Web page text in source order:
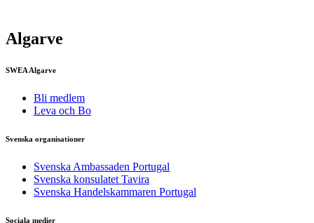
Algarve
SWEA Algarve
Bli medlem
Leva och Bo
Svenska organisationer
Svenska Ambassaden Portugal
Svenska konsulatet Tavira
Svenska Handelskammaren Portugal
Sociala medier